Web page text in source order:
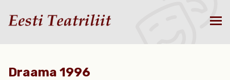
Draama 1996